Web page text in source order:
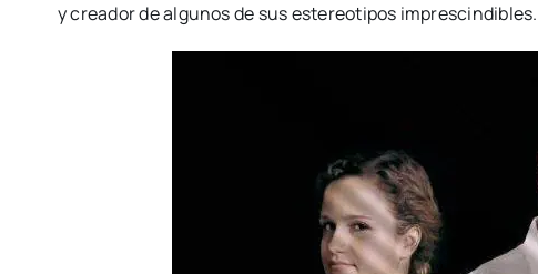
y crea­dor de algu­nos de sus este­reo­ti­pos impres­cin­di­bles.